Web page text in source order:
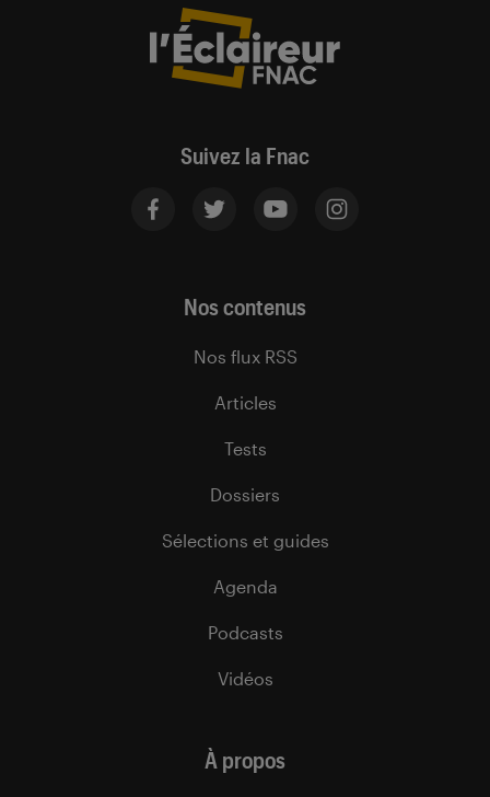
Suivez la Fnac
Nos contenus
Nos flux RSS
Articles
Tests
Dossiers
Sélections et guides
Agenda
Podcasts
Vidéos
À propos